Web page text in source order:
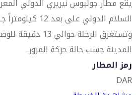
يقع مطار جوليوس نيريري الدولي
السلام الدولي
وتستغرق الرحلة
المدينة حسب حالة حركة المرور.
رمز المطار
DAR